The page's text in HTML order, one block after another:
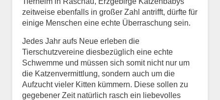
Ort des Verschwindens
zeitweise ebenfalls in großer Zahl antrifft, dürfte für
einige Menschen eine echte Überraschung sein.
Jedes Jahr aufs Neue erleben die
Tierschutzvereine diesbezüglich eine echte
Schwemme und müssen sich somit nicht nur um
die Katzenvermittlung, sondern auch um die
Aufzucht vieler Kitten kümmern. Diese sollen zu
gegebener Zeit natürlich rasch ein liebevolles